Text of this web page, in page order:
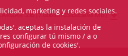
336 (7.606451034545898 MB)
marketing y redes sociales.
aceptas la instalación de
configurar tú mismo / a o
de cookies'.